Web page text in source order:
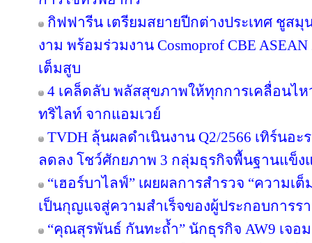
กิฟฟารีน เตรียมสยายปีกต่างประเทศ ชูสมุ
งาม พร้อมร่วมงาน Cosmoprof CBE
เต็มสูบ
4 เคล็ดลับ พลัสสุขภาพให้ทุกการเคลื่อนไ
ทริไลท์ จากแอมเวย์
TVDH ลุ้นผลดำเนินงาน Q2/2566 เทิร์นอ
ลดลง โชว์ศักยภาพ 3 กลุ่มธุรกิจพื้นฐานแข็ง
“เฮอร์บาไลฟ์” เผยผลการสำรวจ “ความเ
เป็นกุญแจสู่ความสำเร็จของผู้ประกอบการร
“คุณสุรพันธ์ กันทะถ้ำ” นักธุรกิจ AW9 เจ